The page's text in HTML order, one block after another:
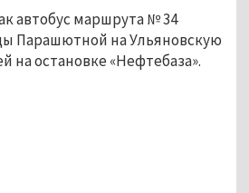
автобус маршрута № 34
Парашютной на Ульяновскую
на остановке «Нефтебаза».